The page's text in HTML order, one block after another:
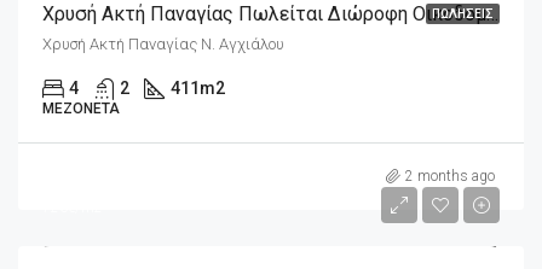
ΠΩΛΉΣΕΙΣ
Χρυσή Ακτή Παναγίας Πωλείται Διώροφη Οικοδομή 411m2 Σε Οικόπεδο 282m2
Χρυσή Ακτή Παναγίας Ν. Αγχιάλου
4 2 411m2
ΜΕΖΟΝΈΤΑ
2 months ago